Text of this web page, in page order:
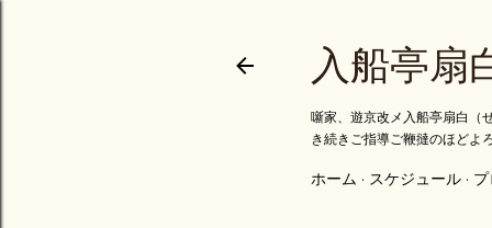
入船亭扇
噺家、遊京改メ入船亭扇白（
き続きご指導ご鞭撻のほどよ
ホーム スケジュール